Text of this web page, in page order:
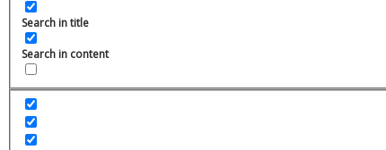
Search in title
Search in content